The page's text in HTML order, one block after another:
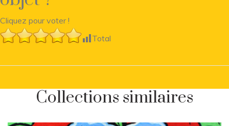
Cliquez pour voter !
Total
Collections similaires